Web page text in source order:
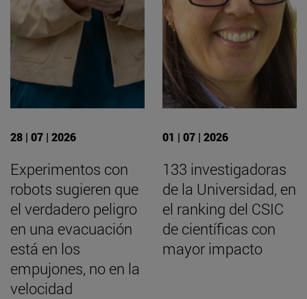
28 | 07 | 2026
Experimentos con
robots sugieren que
el verdadero peligro
en una evacuación
está en los
empujones, no en la
velocidad
01 | 07 | 2026
133 investigadoras
de la Universidad, en
el ranking del CSIC
de científicas con
mayor impacto